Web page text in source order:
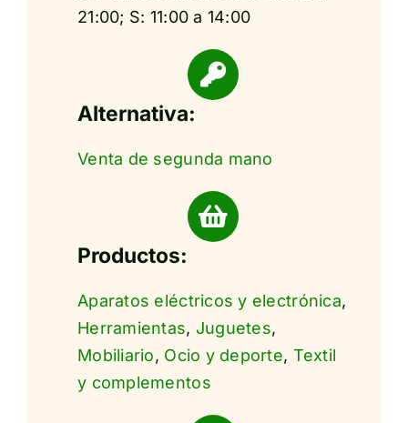
21:00; S: 11:00 a 14:00
Alternativa:
Venta de segunda mano
Productos:
Aparatos eléctricos y electrónica,
Herramientas, Juguetes,
Mobiliario, Ocio y deporte, Textil
y complementos